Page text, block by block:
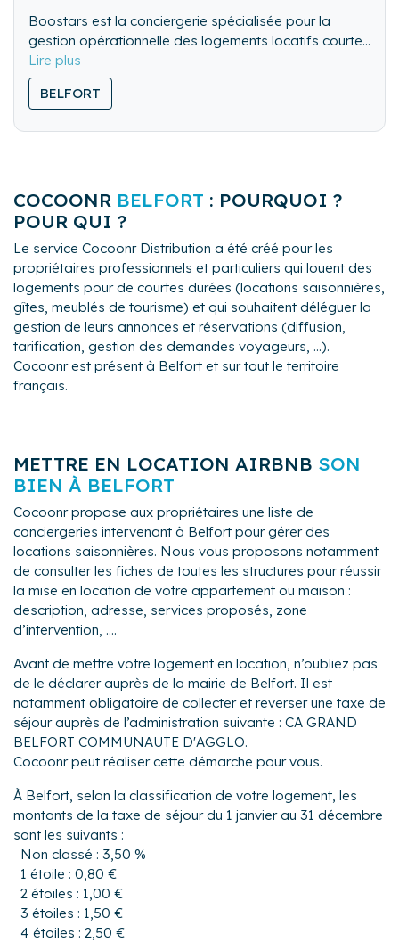
Boostars est la conciergerie spécialisée pour la
gestion opérationnelle des logements locatifs courtes
durées.
Notre conciergerie intervient pour assurer les Check
in, Check out, le ménage et le lavage du linge des
Nous sommes présents et reconnus sur toute la
Normandie et nous développons à présent sur tout le
territoire national.
Nous sommes également adhérents et membre du
Nos prestations de qualité et à justes coûts sont
BELFORT
COCOONR BELFORT : POURQUOI ?
POUR QUI ?
Le service Cocoonr Distribution a été créé pour les
propriétaires professionnels et particuliers qui louent des
logements pour de courtes durées (locations saisonnières,
gîtes, meublés de tourisme) et qui souhaitent déléguer la
gestion de leurs annonces et réservations (diffusion,
tarification, gestion des demandes voyageurs, ...).
Cocoonr est présent à Belfort et sur tout le territoire
français.
METTRE EN LOCATION AIRBNB SON
BIEN À BELFORT
Cocoonr propose aux propriétaires une liste de
conciergeries intervenant à Belfort pour gérer des
locations saisonnières. Nous vous proposons notamment
de consulter les fiches de toutes les structures pour réussir
la mise en location de votre appartement ou maison :
description, adresse, services proposés, zone
d’intervention, ....
Avant de mettre votre logement en location, n’oubliez pas
de le déclarer auprès de la mairie de Belfort. Il est
notamment obligatoire de collecter et reverser une taxe de
séjour auprès de l’administration suivante : CA GRAND
BELFORT COMMUNAUTE D'AGGLO.
Cocoonr peut réaliser cette démarche pour vous.
À Belfort, selon la classification de votre logement, les
montants de la taxe de séjour du 1 janvier au 31 décembre
sont les suivants :
Non classé : 3,50 %
1 étoile : 0,80 €
2 étoiles : 1,00 €
3 étoiles : 1,50 €
4 étoiles : 2,50 €